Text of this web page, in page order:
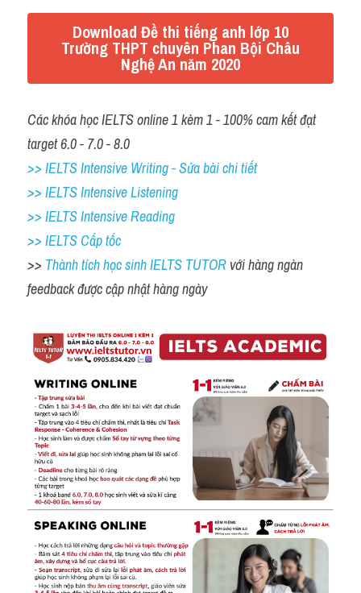
Download Đề thi tiếng anh lớp 10
Trường THPT chuyên Phan Bội Châu
Nghệ An năm 2020
Các khóa học IELTS online 1 kèm 1 - 100% cam kết đạt
target 6.0 - 7.0 - 8.0
>> IELTS Intensive Writing - Sửa bài chi tiết
>> IELTS Intensive Listening
>> IELTS Intensive Reading
>> IELTS Cấp tốc
>> Thành tích học sinh IELTS TUTOR với hàng ngàn
feedback được cập nhật hàng ngày